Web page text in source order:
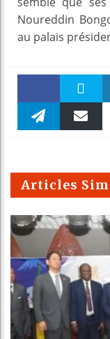
Noureddin
au palais
Faceboo Twitter
m
Articles